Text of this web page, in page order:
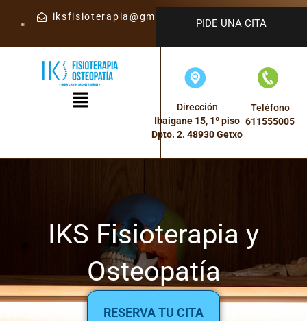
iksfisioterapia@gmail.com
PIDE UNA CITA
Dirección
Ibaigane 15, 1º piso
Dpto. 2. 48930 Getxo
Teléfono
611555005
IKS Fisioterapia y
Osteopatía
RESERVA TU CITA